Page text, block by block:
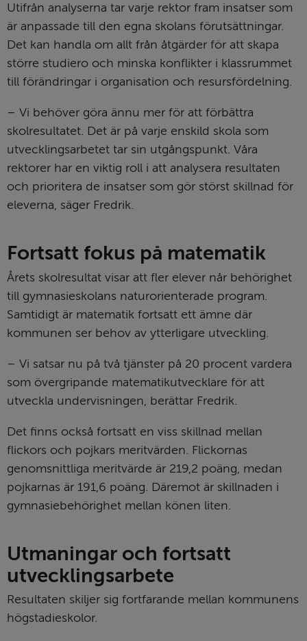
Utifrån analyserna tar varje rektor fram insatser som
är anpassade till den egna skolans förutsättningar.
Det kan handla om allt från åtgärder för att skapa
större studiero och minska konflikter i klassrummet
till förändringar i organisation och resursfördelning.
– Vi behöver göra ännu mer för att förbättra
skolresultatet. Det är på varje enskild skola som
utvecklingsarbetet tar sin utgångspunkt. Våra
rektorer har en viktig roll i att analysera resultaten
och prioritera de insatser som gör störst skillnad för
eleverna, säger Fredrik.
Fortsatt fokus på matematik
Årets skolresultat visar att fler elever når behörighet
till gymnasieskolans naturorienterade program.
Samtidigt är matematik fortsatt ett ämne där
kommunen ser behov av ytterligare utveckling.
– Vi satsar nu på två tjänster på 20 procent vardera
som övergripande matematikutvecklare för att
utveckla undervisningen, berättar Fredrik.
Det finns också fortsatt en viss skillnad mellan
flickors och pojkars meritvärden. Flickornas
genomsnittliga meritvärde är 219,2 poäng, medan
pojkarnas är 191,6 poäng. Däremot är skillnaden i
gymnasiebehörighet mellan könen liten.
Utmaningar och fortsatt
utvecklingsarbete
Resultaten skiljer sig fortfarande mellan kommunens
högstadieskolor.